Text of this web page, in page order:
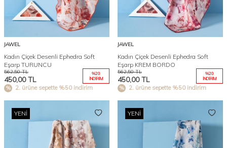
JAWEL
Kadın Çiçek Desenli Ephedra Soft
Eşarp TURUNCU
562,50TL
450,00TL
%20
İNDIRIM
2. ürüne sepette %50 indirim
JAWEL
Kadın Çiçek Desenli Ephedra Soft
Eşarp KREM BORDO
562,50TL
450,00TL
%20
İNDIRIM
2. ürüne sepette %50 indirim
YENI YENI